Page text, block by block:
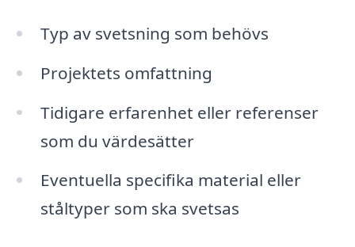
Typ av svetsning som behövs
Projektets omfattning
Tidigare erfarenhet eller referenser
som du värdesätter
Eventuella specifika material eller
ståltyper som ska svetsas